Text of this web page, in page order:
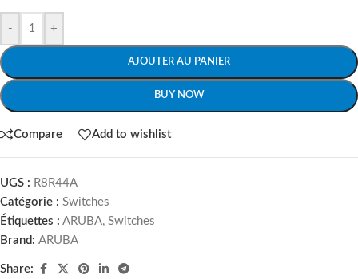
- +
AJOUTER AU PANIER
BUY NOW
Compare Add to wishlist
UGS : R8R44A
Catégorie : Switches
Étiquettes : ARUBA, Switches
Brand: ARUBA
Share: